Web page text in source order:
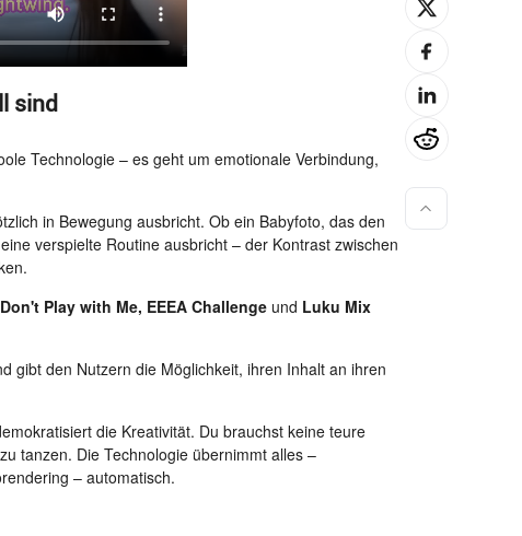
sind
Technologie – es geht um emotionale Verbindung,
in Bewegung ausbricht. Ob ein Babyfoto, das den
verspielte Routine ausbricht – der Kontrast zwischen
Play with Me, EEEA Challenge und Luku Mix
gibt den Nutzern die Möglichkeit, ihren Inhalt an ihren
die Kreativität. Du brauchst keine teure
tanzen. Die Technologie übernimmt alles –
– automatisch.